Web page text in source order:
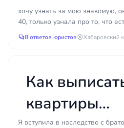
Порядок действий
споре
Работа над жилищным делом
позицию и оценивает
направление претензии или
сертификат,
уже за 40?
хочу узнать за мою знакомую,
40, только узнала про то, что
получить сертификат на
8 ответов юристов Хабаровский
Как
квартиры
Я вступила в наследство с